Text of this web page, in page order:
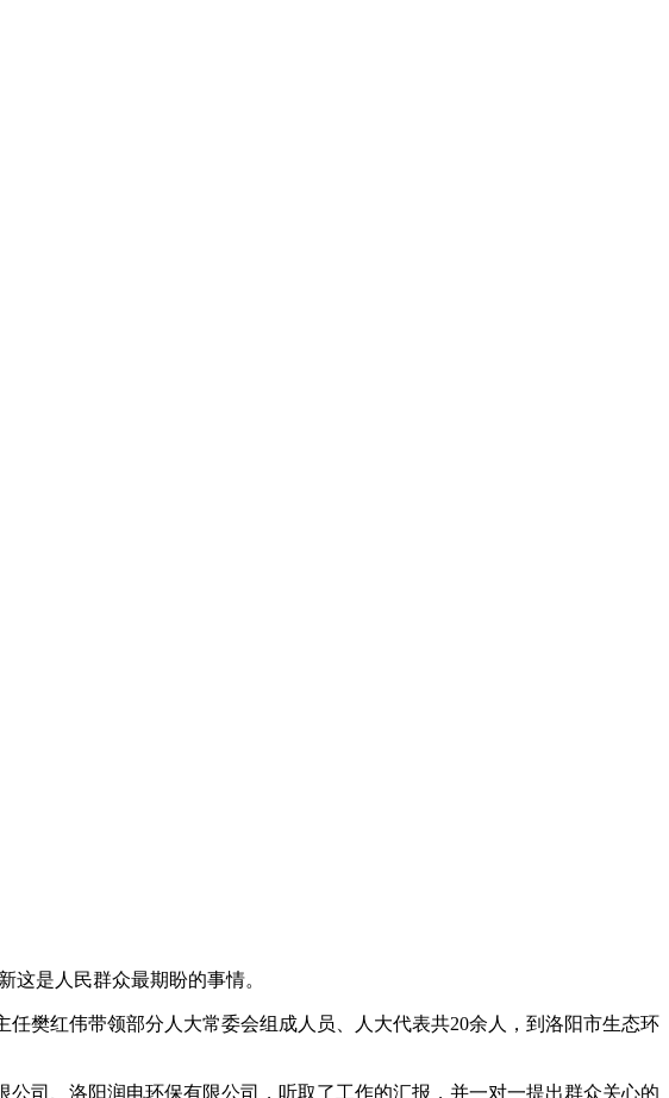
是人民群众最期盼的事情。
红伟带领部分人大常委会组成人员、人大代表共20余人，到洛阳市生态环
司、洛阳润电环保有限公司，听取了工作的汇报，并一对一提出群众关心的